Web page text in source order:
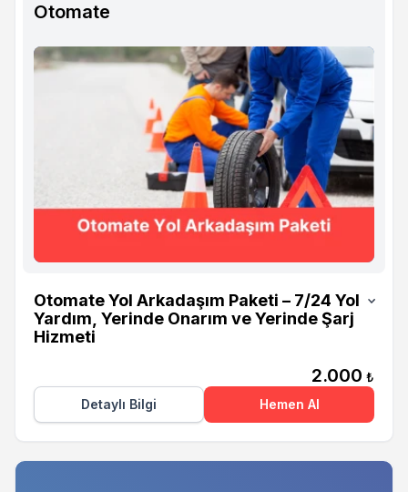
Otomate
Otomate Yol Arkadaşım Paketi – 7/24 Yol
Yardım, Yerinde Onarım ve Yerinde Şarj
Hizmeti
2.000 ₺
Detaylı Bilgi
Hemen Al